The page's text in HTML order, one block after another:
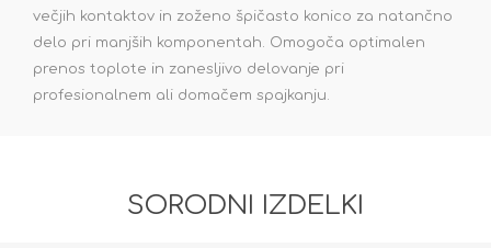
večjih kontaktov in zoženo špičasto konico za natančno
delo pri manjših komponentah. Omogoča optimalen
prenos toplote in zanesljivo delovanje pri
profesionalnem ali domačem spajkanju.
SORODNI IZDELKI